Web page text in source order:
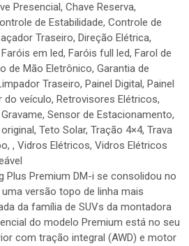
Presencial, Chave Reserva,
de Estabilidade, Controle de
Traseiro, Direção Elétrica,
em led, Faróis full led, Farol de
de Mão Eletrônico, Garantia de
Traseiro, Painel Digital, Painel
do veículo, Retrovisores Elétricos,
Sensor de Estacionamento,
Teto Solar, Tração 4×4, Trava
, Vidros Elétricos, Vidros Elétricos
Plus Premium DM-i se consolidou no
versão topo de linha mais
da família de SUVs da montadora
do modelo Premium está no seu
com tração integral (AWD) e motor